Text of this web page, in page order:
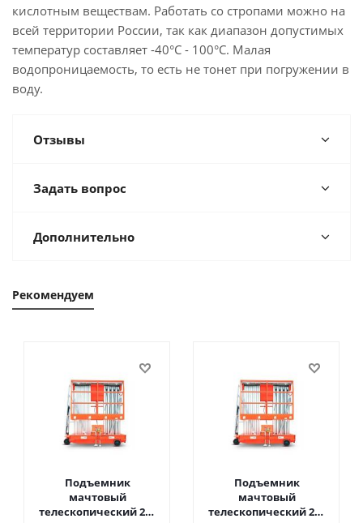
кислотным веществам. Работать со стропами можно на
всей территории России, так как диапазон допустимых
температур составляет -40°С - 100°С. Малая
водопроницаемость, то есть не тонет при погружении в
воду.
Отзывы
Задать вопрос
Дополнительно
Рекомендуем
Подъемник
мачтовый
телескопический 200
Подъемник
мачтовый
телескопический 200